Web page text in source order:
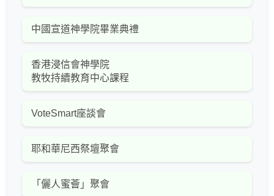
中國宣道神學院畢業典禮
香港浸信會神學院
教牧持續教育中心課程
VoteSmart座談會
耶和華尼西祭壇聚會
「儷人蜜薈」聚會